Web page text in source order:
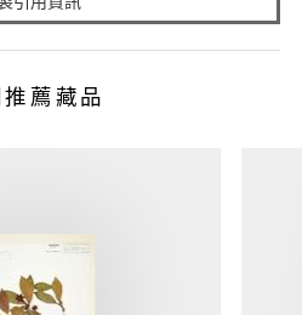
薦藏品